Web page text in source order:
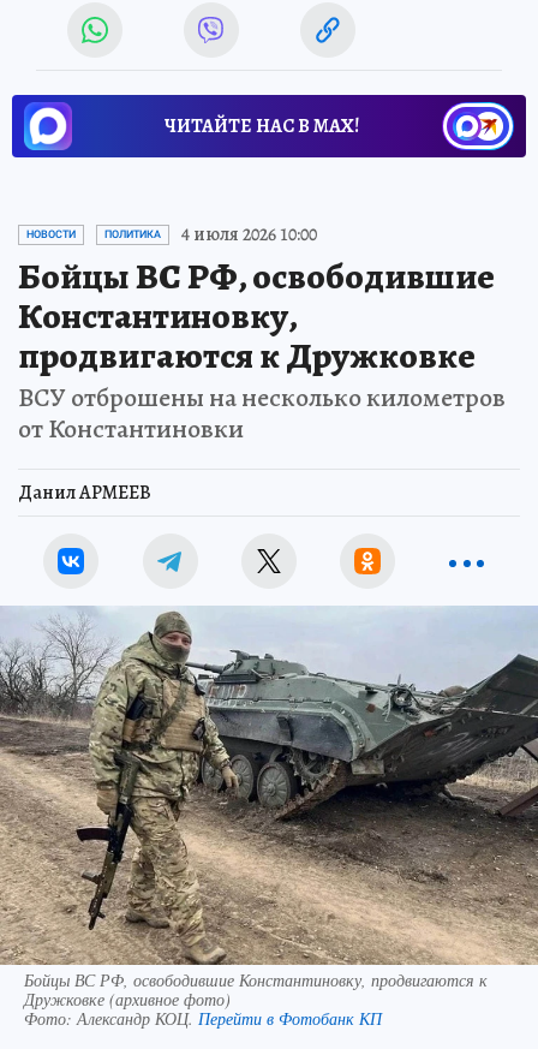
ЧИТАЙТЕ НАС В МАХ!
НОВОСТИ ПОЛИТИКА 4 июля 2026 10:00
Бойцы ВС РФ, освободившие
Константиновку,
продвигаются к Дружковке
ВСУ отброшены на несколько километров
от Константиновки
Данил АРМЕЕВ
Бойцы ВС РФ, освободившие Константиновку, продвигаются к
Дружковке (архивное фото)
Фото:Александр КОЦ. Перейти в Фотобанк КП